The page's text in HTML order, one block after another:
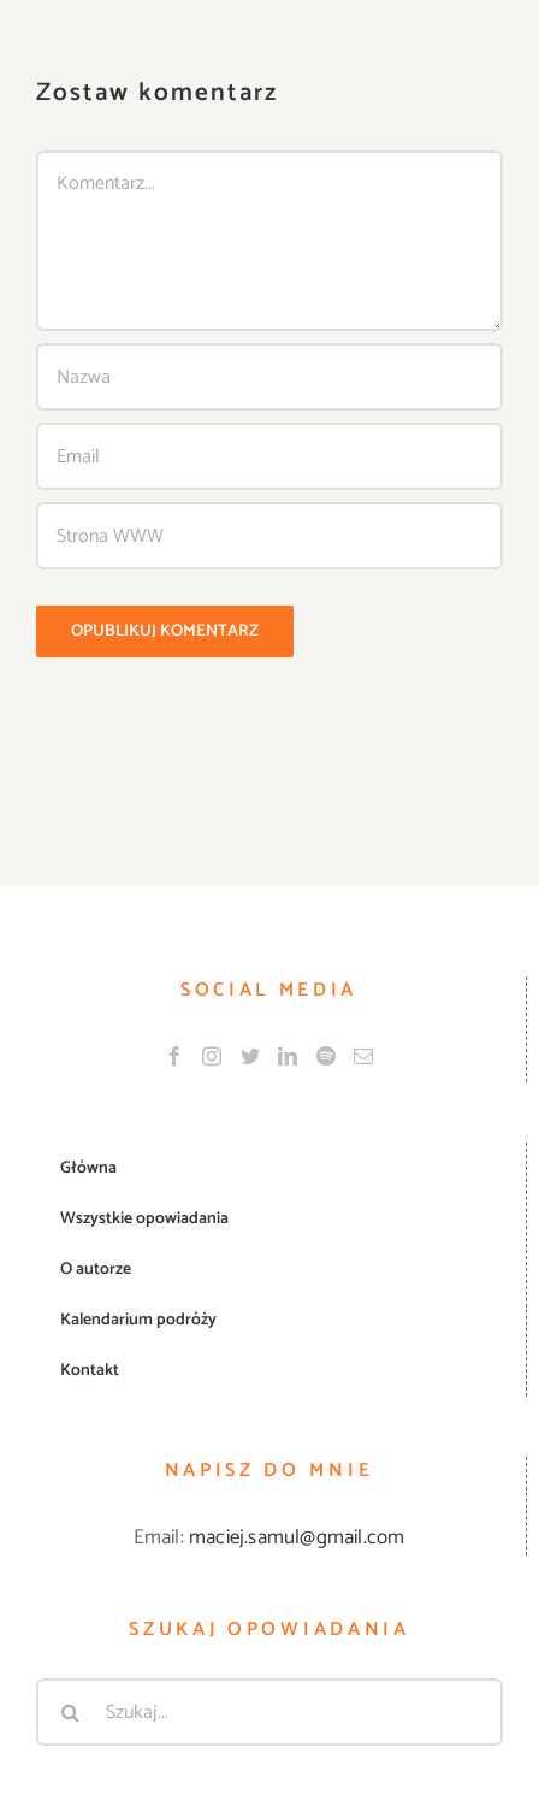
Zostaw komentarz
Comment
SOCIAL MEDIA
Główna
Wszystkie opowiadania
O autorze
Kalendarium podróży
Kontakt
NAPISZ DO MNIE
Email:maciej.samul@gmail.com
SZUKAJ OPOWIADANIA